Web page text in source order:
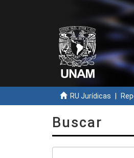
RU Jurídicas
Buscar